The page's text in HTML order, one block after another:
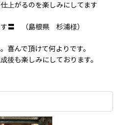
上がるのを楽しみにしてます
す〓 （島根県 杉浦様）
喜んで頂けて何よりです。
後も楽しみにしております。